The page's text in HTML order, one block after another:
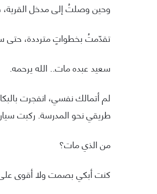
وحين وصلتُ إلى مدخل القرية،
تقدّمتُ بخطواتٍ مترددة،
سعيد عبده مات.. الله يرحمه.
لم أتمالك نفسي، انفجرت
طريقي نحو المدرسة. ركبت
من الذي مات؟
كنت أبكي بصمت ولا أقوى على